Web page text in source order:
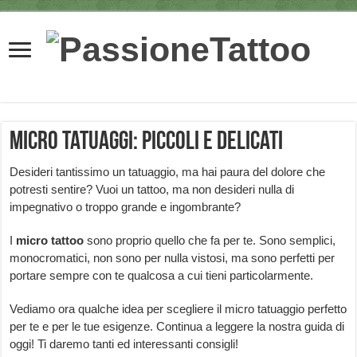
Micro tatuaggi: piccoli e delicati
Desideri tantissimo un tatuaggio, ma hai paura del dolore che
potresti sentire? Vuoi un tattoo, ma non desideri nulla di
impegnativo o troppo grande e ingombrante?
I micro tattoo sono proprio quello che fa per te. Sono semplici,
monocromatici, non sono per nulla vistosi, ma sono perfetti per
portare sempre con te qualcosa a cui tieni particolarmente.
Vediamo ora qualche idea per scegliere il micro tatuaggio perfetto
per te e per le tue esigenze. Continua a leggere la nostra guida di
oggi! Ti daremo tanti ed interessanti consigli!